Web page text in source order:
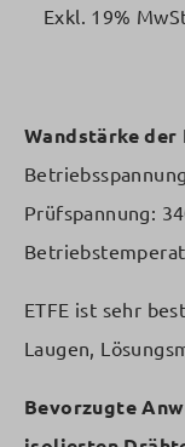
Exkl. 19%
Wandstärke
Prüfspannung:
ETFE ist sehr
Laugen,
Bevorzugte